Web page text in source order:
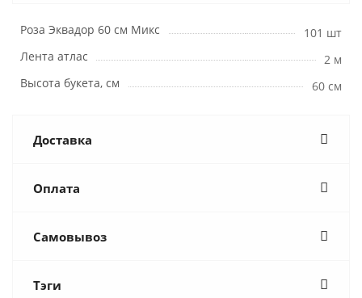
Роза Эквадор 60 см Микс
101 шт
Лента атлас
2 м
Высота букета, см
60 см
Доставка
Оплата
Самовывоз
Тэги